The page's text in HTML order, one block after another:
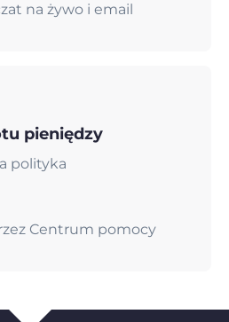
na żywo i email
pieniędzy
polityka
Centrum pomocy